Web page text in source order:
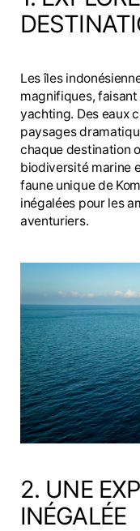
Les îles
magnifiques, faisant
yachting. Des eaux
paysages
chaque destination
biodiversité marine
faune unique de
inégalées pour les
aventuriers.
2. UNE
INÉGALÉE